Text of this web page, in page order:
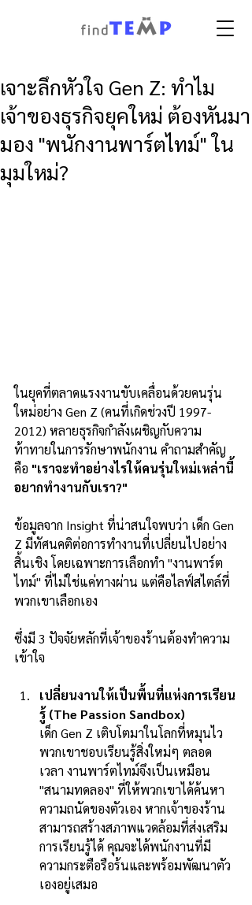
เจาะลึกหัวใจ Gen Z: ทำไม
เจ้าของธุรกิจยุคใหม่ ต้องหันมา
มอง "พนักงานพาร์ตไทม์" ใน
มุมใหม่?
ในยุคที่ตลาดแรงงานขับเคลื่อนด้วยคนรุ่น
ใหม่อย่าง Gen Z (คนที่เกิดช่วงปี 1997-
2012) หลายธุรกิจกำลังเผชิญกับความ
ท้าทายในการรักษาพนักงาน คำถามสำคัญ
คือ "เราจะทำอย่างไรให้คนรุ่นใหม่เหล่านี้
อยากทำงานกับเรา?"
ข้อมูลจาก Insight ที่น่าสนใจพบว่า เด็ก Gen
Z มีทัศนคติต่อการทำงานที่เปลี่ยนไปอย่าง
สิ้นเชิง โดยเฉพาะการเลือกทำ "งานพาร์ต
ไทม์" ที่ไม่ใช่แค่ทางผ่าน แต่คือไลฟ์สไตล์ที่
พวกเขาเลือกเอง
ซึ่งมี 3 ปัจจัยหลักที่เจ้าของร้านต้องทำความ
เข้าใจ
เปลี่ยนงานให้เป็นพื้นที่แห่งการเรียน
รู้ (The Passion Sandbox)
เด็ก Gen Z เติบโตมาในโลกที่หมุนไว
พวกเขาชอบเรียนรู้สิ่งใหม่ๆ ตลอด
เวลา งานพาร์ตไทม์จึงเป็นเหมือน
"สนามทดลอง" ที่ให้พวกเขาได้ค้นหา
ความถนัดของตัวเอง หากเจ้าของร้าน
สามารถสร้างสภาพแวดล้อมที่ส่งเสริม
การเรียนรู้ได้ คุณจะได้พนักงานที่มี
ความกระตือรือร้นและพร้อมพัฒนาตัว
เองอยู่เสมอ